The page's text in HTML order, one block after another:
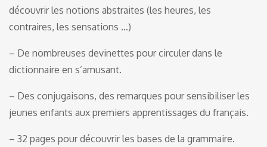
découvrir les notions abstraites (les heures, les
contraires, les sensations …)
– De nombreuses devinettes pour circuler dans le
dictionnaire en s’amusant.
– Des conjugaisons, des remarques pour sensibiliser les
jeunes enfants aux premiers apprentissages du français.
– 32 pages pour découvrir les bases de la grammaire.